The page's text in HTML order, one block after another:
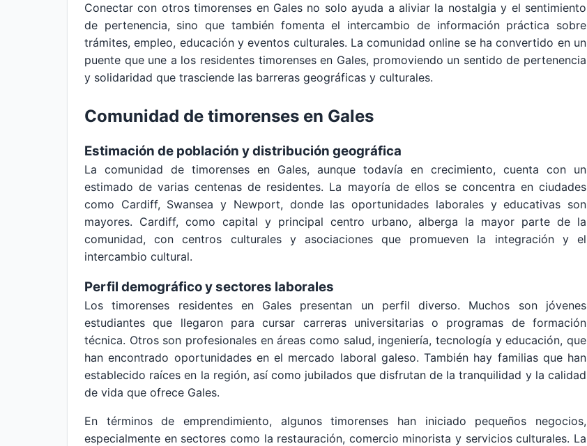
Conectar con otros timorenses en Gales no solo ayuda a aliviar la nostalgia y el sentimiento
de pertenencia, sino que también fomenta el intercambio de información práctica sobre
trámites, empleo, educación y eventos culturales. La comunidad online se ha convertido en un
puente que une a los residentes timorenses en Gales, promoviendo un sentido de pertenencia
y solidaridad que trasciende las barreras geográficas y culturales.
Comunidad de timorenses en Gales
Estimación de población y distribución geográfica
La comunidad de timorenses en Gales, aunque todavía en crecimiento, cuenta con un
estimado de varias centenas de residentes. La mayoría de ellos se concentra en ciudades
como Cardiff, Swansea y Newport, donde las oportunidades laborales y educativas son
mayores. Cardiff, como capital y principal centro urbano, alberga la mayor parte de la
comunidad, con centros culturales y asociaciones que promueven la integración y el
intercambio cultural.
Perfil demográfico y sectores laborales
Los timorenses residentes en Gales presentan un perfil diverso. Muchos son jóvenes
estudiantes que llegaron para cursar carreras universitarias o programas de formación
técnica. Otros son profesionales en áreas como salud, ingeniería, tecnología y educación, que
han encontrado oportunidades en el mercado laboral galeso. También hay familias que han
establecido raíces en la región, así como jubilados que disfrutan de la tranquilidad y la calidad
de vida que ofrece Gales.
En términos de emprendimiento, algunos timorenses han iniciado pequeños negocios,
especialmente en sectores como la restauración, comercio minorista y servicios culturales. La